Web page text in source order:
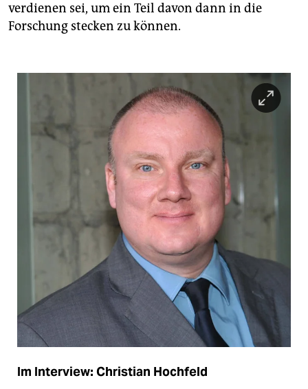
verdienen sei, um ein Teil davon dann in die
Forschung stecken zu können.
Im Interview: Christian Hochfeld